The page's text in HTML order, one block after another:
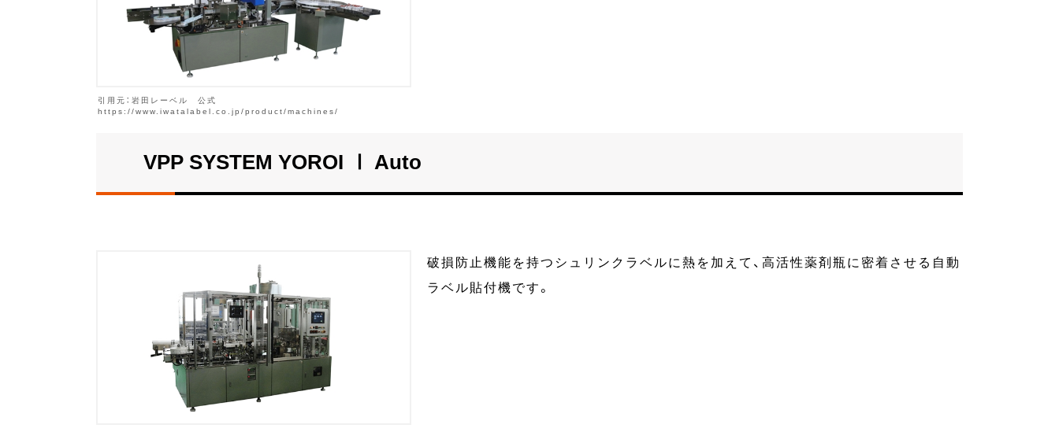
引用元：岩田レーベル 公式
https://www.iwatalabel.co.jp/product/machines/
VPP SYSTEM YOROI Ⅰ Auto
破損防止機能を持つシュリンクラベルに熱を加えて、高活性薬剤瓶に密着させる自動
ラベル貼付機です。